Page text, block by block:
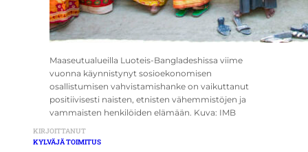
Maaseutualueilla Luoteis-Bangladeshissa viime
vuonna käynnistynyt sosioekonomisen
osallistumisen vahvistamishanke on vaikuttanut
positiivisesti naisten, etnisten vähemmistöjen ja
vammaisten henkilöiden elämään. Kuva: IMB
KIRJOITTANUT
KYLVÄJÄ TOIMITUS